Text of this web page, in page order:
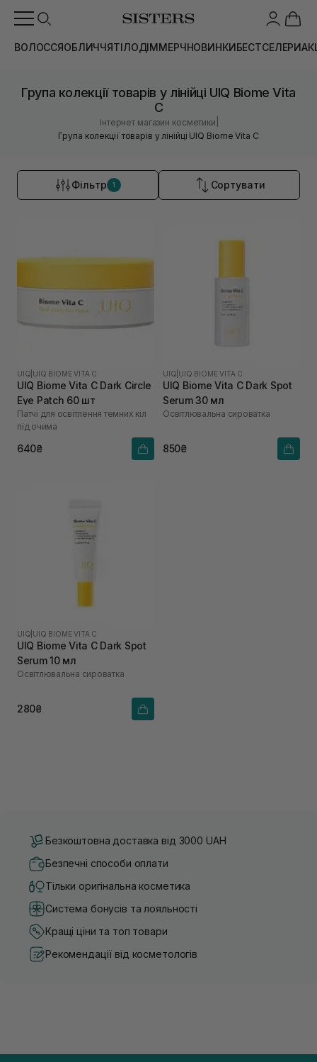
ВОЛОССЯОБЛИЧЧЯТІЛОДІММЕРЧНОВИНКИБЕСТСЕЛЕРИ
Група колекції товарів у лінійці UIQ Biome Vita
C
Інтернет магазин косметики
Група колекції товарів у лінійці UIQ Biome Vita C
Фільтр 1 Сортувати
UIQ UIQ BIOME VITA C
UIQ Biome Vita C Dark Circle
Eye Patch 60 шт
Патчі для освітлення темних кіл
під очима
640₴
UIQ UIQ BIOME VITA C
UIQ Biome Vita C Dark Spot
Serum 30 мл
Освітлювальна сироватка
850₴
UIQ UIQ BIOME VITA C
UIQ Biome Vita C Dark Spot
Serum 10 мл
Освітлювальна сироватка
280₴
Безкоштовна доставка від 3000 UAH
Безпечні способи оплати
Тільки оригінальна косметика
Система бонусів та лояльності
Кращі ціни та топ товари
Рекомендації від косметологів